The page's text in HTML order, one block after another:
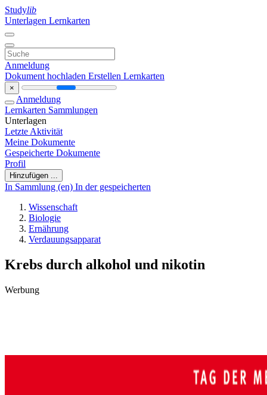
Studylib
Unterlagen Lernkarten
Anmeldung
Dokument hochladen Erstellen Lernkarten
×
Anmeldung
Lernkarten Sammlungen
Unterlagen
Letzte Aktivität
Meine Dokumente
Gespeicherte Dokumente
Profil
Hinzufügen ...
In Sammlung (en) In der gespeicherten
Wissenschaft
Biologie
Ernährung
Verdauungsapparat
Krebs durch alkohol und nikotin
Werbung